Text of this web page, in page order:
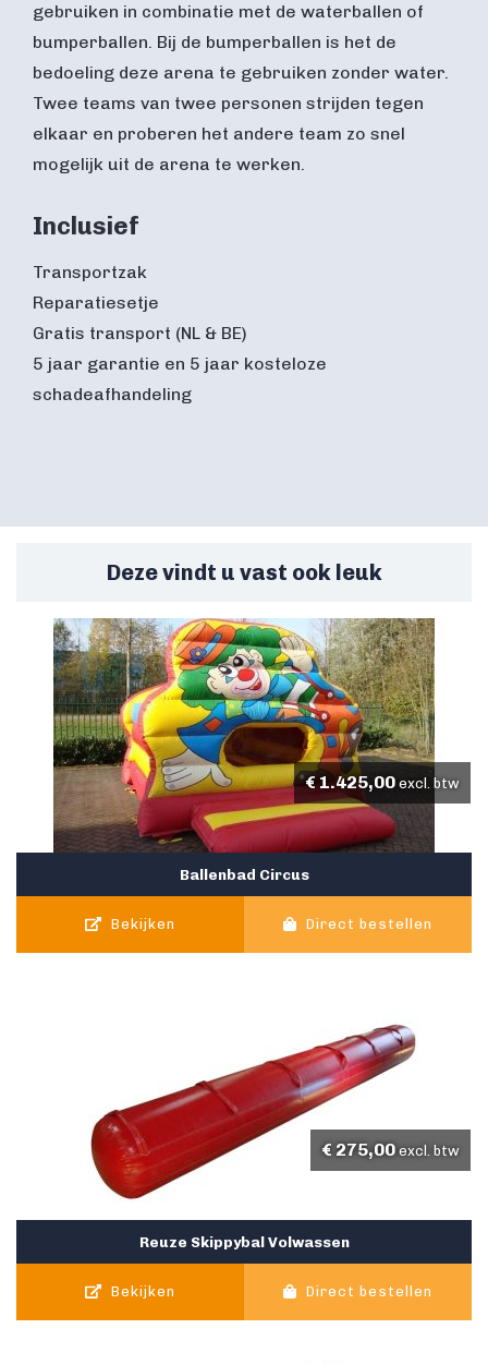
gebruiken in combinatie met de waterballen of
bumperballen. Bij de bumperballen is het de
bedoeling deze arena te gebruiken zonder water.
Twee teams van twee personen strijden tegen
elkaar en proberen het andere team zo snel
mogelijk uit de arena te werken.
Inclusief
Transportzak
Reparatiesetje
Gratis transport (NL & BE)
5 jaar garantie en 5 jaar kosteloze
schadeafhandeling
Deze vindt u vast ook leuk
Ballenbad Circus
€1.425,00 excl. btw
Bekijken Direct bestellen
Reuze Skippybal Volwassen
€ 275,00 excl. btw
Bekijken Direct bestellen